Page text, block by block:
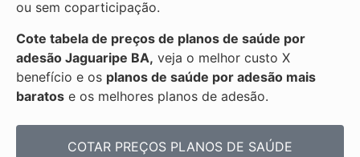
ou sem coparticipação.
Cote tabela de preços de planos de saúde por
adesão Jaguaripe BA, veja o melhor custo X
benefício e os planos de saúde por adesão mais
baratos e os melhores planos de adesão.
COTAR PREÇOS PLANOS DE SAÚDE